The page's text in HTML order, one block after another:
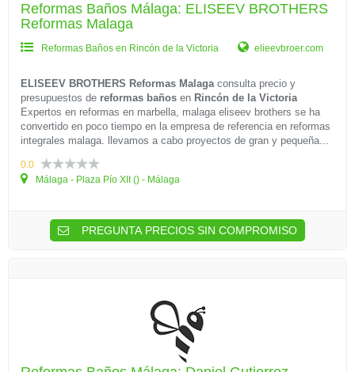
Reformas Baños Málaga: ELISEEV BROTHERS
Reformas Malaga
Reformas Baños en Rincón de la Victoria elieevbroer.com
ELISEEV BROTHERS Reformas Malagaconsulta precio y
presupuestos de reformas baños en Rincón de la Victoria
Expertos en reformas en marbella, malaga eliseev brothers se ha
convertido en poco tiempo en la empresa de referencia en reformas
integrales malaga. llevamos a cabo proyectos de gran y pequeña...
0.0
Málaga - Plaza Pío XII () - Málaga
PREGUNTA PRECIOS SIN COMPROMISO